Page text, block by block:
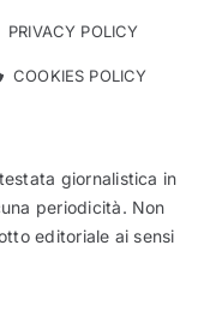
PRIVACY POLICY
COOKIES POLICY
giornalistica in
periodicità. Non
editoriale ai sensi